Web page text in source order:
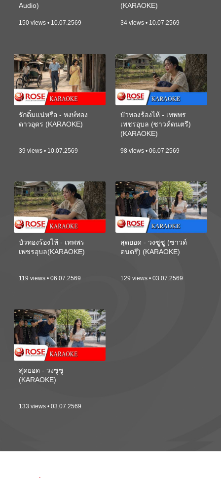
Audio)
150 views • 10.07.2569
(KARAOKE)
34 views • 10.07.2569
รักติ๋มแน่หรือ - หงษ์ทอง
ดาวอุดร (KARAOKE)
39 views • 10.07.2569
บัวทองร้องไห้ - เทพพร
เพชรอุบล (ซาวด์ดนตรี)
(KARAOKE)
98 views • 06.07.2569
บัวทองร้องไห้ - เทพพร
เพชรอุบล(KARAOKE)
119 views • 06.07.2569
สุดยอด - วงซูซู (ซาวด์
ดนตรี) (KARAOKE)
129 views • 03.07.2569
สุดยอด - วงซูซู
(KARAOKE)
133 views • 03.07.2569